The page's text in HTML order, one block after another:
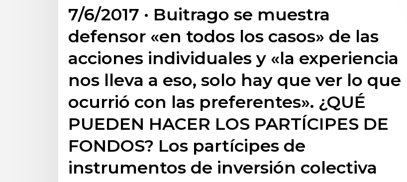
7/6/2017 · Buitrago se muestra
defensor «en todos los casos» de las
acciones individuales y «la experiencia
nos lleva a eso, solo hay que ver lo que
ocurrió con las preferentes». ¿QUÉ
PUEDEN HACER LOS PARTÍCIPES DE
FONDOS? Los partícipes de
instrumentos de inversión colectiva